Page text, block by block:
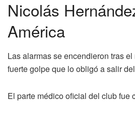
Nicolás
América
Las alarmas se encendieron tras
fuerte golpe que lo obligó a salir
El parte médico oficial del club fue